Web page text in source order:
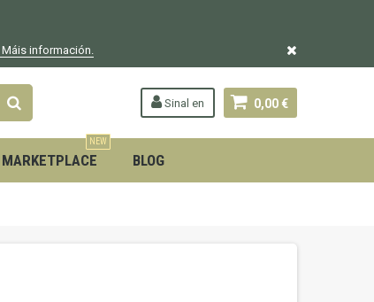
Máis información.
0,00 €
Sinal en
MARKETPLACE
NEW
BLOG